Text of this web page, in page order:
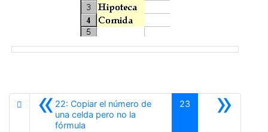
«22: Copiar el número de
una celda pero no la
fórmula
23 »